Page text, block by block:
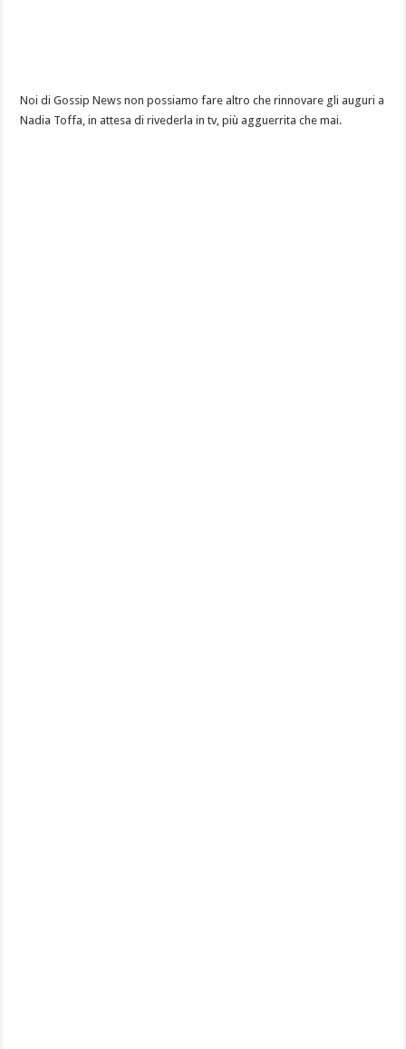
Noi di Gossip News non possiamo fare altro che rinnovare gli auguri a
Nadia Toffa, in attesa di rivederla in tv, più agguerrita che mai.